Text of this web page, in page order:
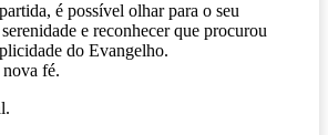
é possível olhar para o seu
e reconhecer que procurou
do Evangelho.
fé.